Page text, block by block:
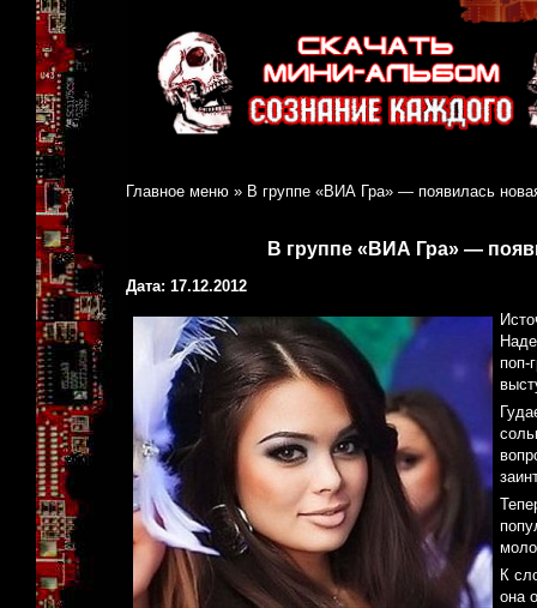
Главное меню » В группе «ВИА Гра» — появилась
В группе «ВИА Гра» —
Дата: 17.12.2012
поп-
К
она